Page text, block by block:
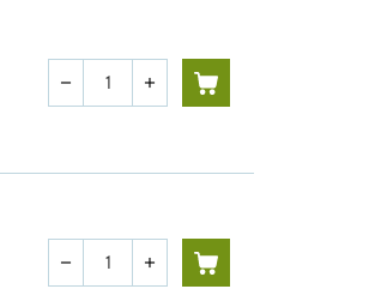
Quantité
remove add
Quantité
remove add